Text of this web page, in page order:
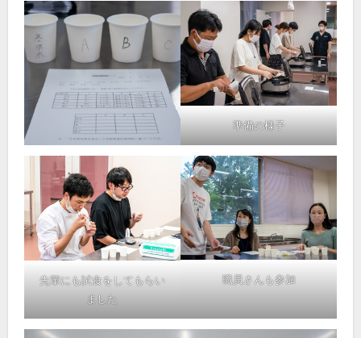
準備の様子
先輩にも試食をしてもらい
ました
職員さんも参加